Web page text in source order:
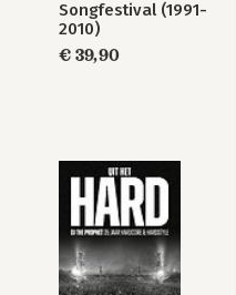
Songfestival (1991-
2010)
€ 39,90